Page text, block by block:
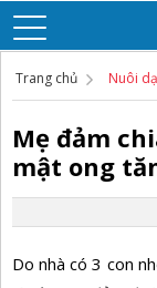
Trang chủ Nuôi
Mẹ đảm
mật ong
Do nhà có 3 con